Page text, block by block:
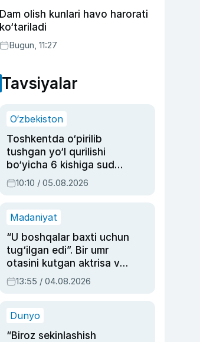
Dam olish kunlari havo harorati
ko‘tariladi
Bugun, 11:27
Tavsiyalar
O‘zbekiston
Toshkentda o‘pirilib
tushgan yo‘l qurilishi
bo‘yicha 6 kishiga sud
hukmi o‘qildi
10:10 / 05.08.2026
Madaniyat
“U boshqalar baxti uchun
tug‘ilgan edi”. Bir umr
otasini kutgan aktrisa va
dublyaj ustasi Rimma
Ahmedovaning
13:55 / 04.08.2026
Dunyo
“Biroz sekinlashish